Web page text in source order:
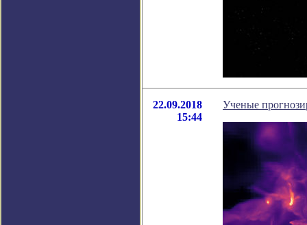
22.09.2018
15:44
Ученые